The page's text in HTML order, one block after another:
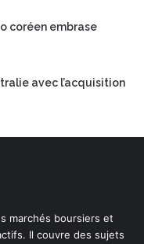
coréen embrase
avec l’acquisition
marchés boursiers et
Il couvre des sujets